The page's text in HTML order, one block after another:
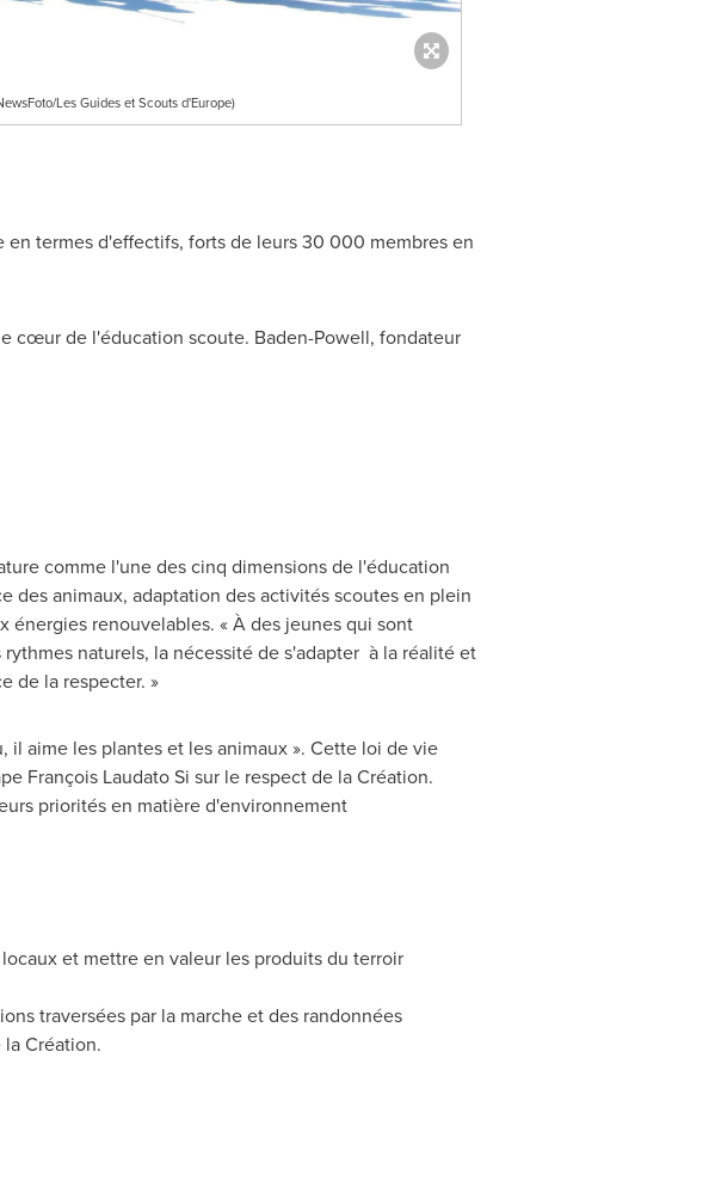
Les Guides et Scouts d'Europe)
en termes d'effectifs, forts de leurs 30 000 membres en
cœur de l'éducation scoute. Baden-Powell, fondateur
comme l'une des cinq dimensions de l'éducation
des animaux, adaptation des activités scoutes en plein
énergies renouvelables. « À des jeunes qui sont
naturels, la nécessité de s'adapter à la réalité et
de la respecter. »
aime les plantes et les animaux ». Cette loi de vie
François Laudato Si sur le respect de la Création.
priorités en matière d'environnement
et mettre en valeur les produits du terroir
traversées par la marche et des randonnées
Création.